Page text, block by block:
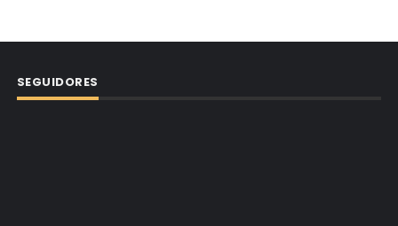
SEGUIDORES